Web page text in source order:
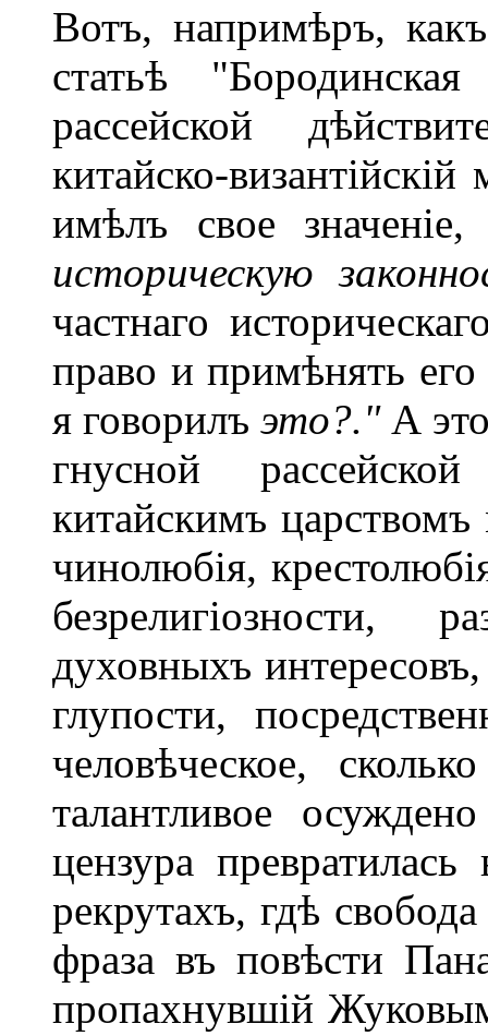
Вотъ, напримѣръ,
статьѣ
рассейской
китайско-
имѣлъ свое
историческую
частнаго
право и примѣнять
я говорилъ это?." А
гнусной
китайскимъ
чинолюбія,
безрелигіозности,
духовныхъ
глупости,
человѣческое,
талантливое
цензура
рекрутахъ, гдѣ
фраза въ повѣсти
пропахнувшій